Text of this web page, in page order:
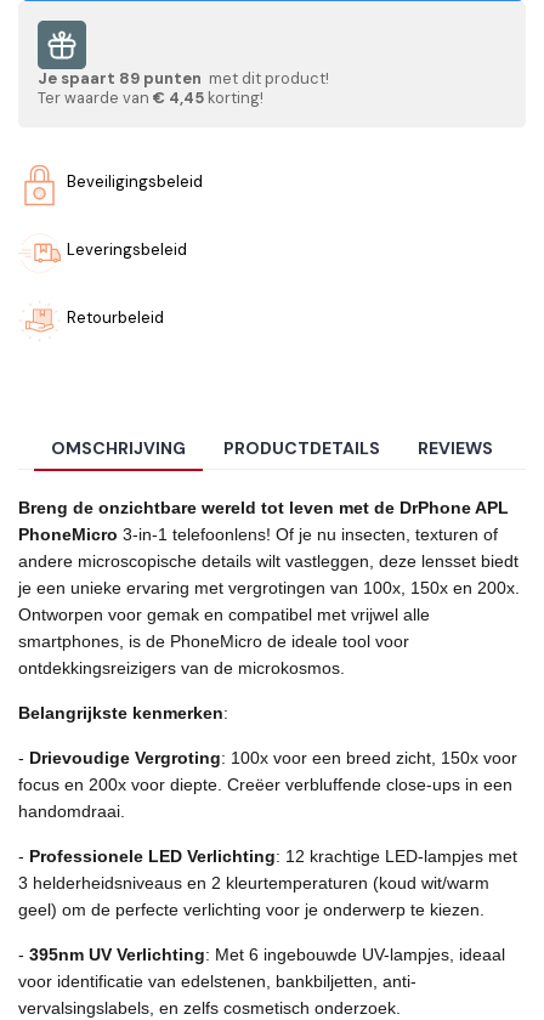
Je spaart 89 punten met dit product!
Ter waarde van € 4,45 korting!
Beveiligingsbeleid
Leveringsbeleid
Retourbeleid
OMSCHRIJVING PRODUCTDETAILS REVIEWS
Breng de onzichtbare wereld tot leven met de DrPhone APL
PhoneMicro 3-in-1 telefoonlens! Of je nu insecten, texturen of
andere microscopische details wilt vastleggen, deze lensset biedt
je een unieke ervaring met vergrotingen van 100x, 150x en 200x.
Ontworpen voor gemak en compatibel met vrijwel alle
smartphones, is de PhoneMicro de ideale tool voor
ontdekkingsreizigers van de microkosmos.
Belangrijkste kenmerken:
- Drievoudige Vergroting: 100x voor een breed zicht, 150x voor
focus en 200x voor diepte. Creëer verbluffende close-ups in een
handomdraai.
- Professionele LED Verlichting: 12 krachtige LED-lampjes met
3 helderheidsniveaus en 2 kleurtemperaturen (koud wit/warm
geel) om de perfecte verlichting voor je onderwerp te kiezen.
- 395nm UV Verlichting: Met 6 ingebouwde UV-lampjes, ideaal
voor identificatie van edelstenen, bankbiljetten, anti-
vervalsingslabels, en zelfs cosmetisch onderzoek.